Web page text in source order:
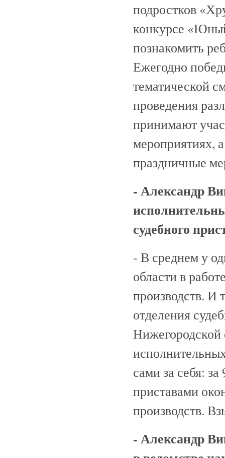
подростков
конкурсе
познакомить
Ежегодно
тематической
проведения
принимают
мероприятиях,
праздничные
- Александр
судебного
- В среднем у
области в
производств. И
отделения
Нижегородской
сами за себя:
приставами
производств.
- Александр